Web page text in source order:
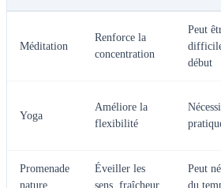
Méditation
Renforce la
concentration
Peut
début
Yoga
Améliore la
flexibilité
Promenade
nature
Éveiller les
sens, fraîcheur
Peut
du